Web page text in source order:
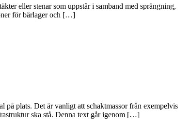
eller stenar som uppstår i samband med sprängning,
för bärlager och […]
plats. Det är vanligt att schaktmassor från exempelvis
ska stå. Denna text går igenom […]